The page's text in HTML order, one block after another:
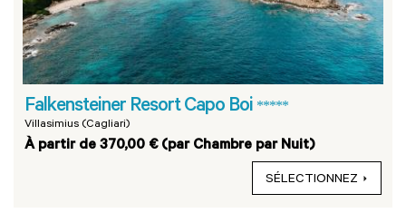
Falkensteiner Resort Capo Boi *****
Villasimius (Cagliari)
À partir de 370,00 € (par Chambre par Nuit)
SÉLECTIONNEZ